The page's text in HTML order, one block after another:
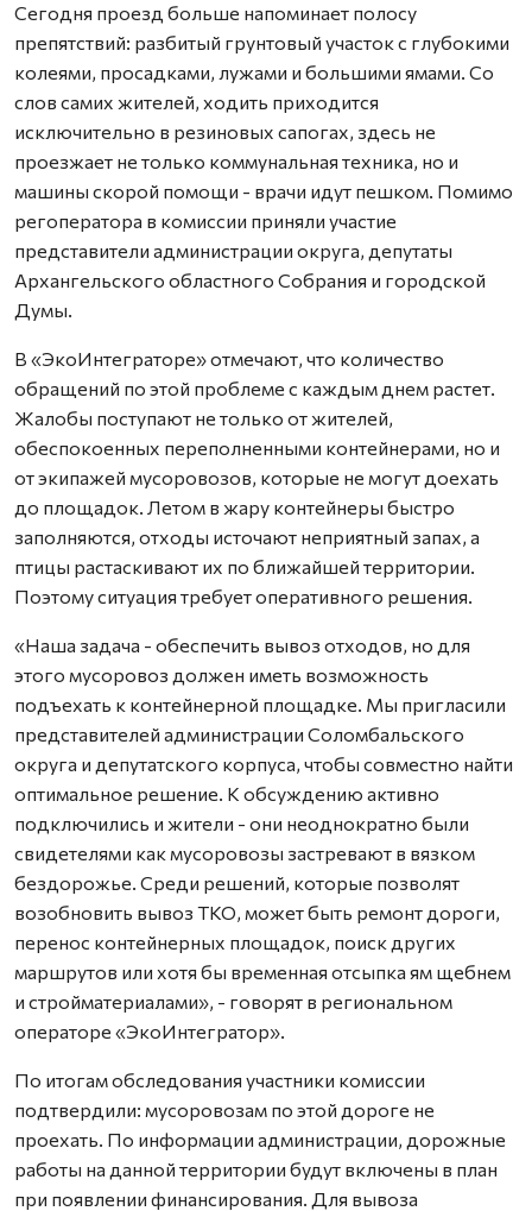
Сегодня проезд больше напоминает полосу
препятствий: разбитый грунтовый участок с глубокими
колеями, просадками, лужами и большими ямами. Со
слов самих жителей, ходить приходится
исключительно в резиновых сапогах, здесь не
проезжает не только коммунальная техника, но и
машины скорой помощи - врачи идут пешком. Помимо
регоператора в комиссии приняли участие
представители администрации округа, депутаты
Архангельского областного Собрания и городской
Думы.
В «ЭкоИнтеграторе» отмечают, что количество
обращений по этой проблеме с каждым днем растет.
Жалобы поступают не только от жителей,
обеспокоенных переполненными контейнерами, но и
от экипажей мусоровозов, которые не могут доехать
до площадок. Летом в жару контейнеры быстро
заполняются, отходы источают неприятный запах, а
птицы растаскивают их по ближайшей территории.
Поэтому ситуация требует оперативного решения.
«Наша задача - обеспечить вывоз отходов, но для
этого мусоровоз должен иметь возможность
подъехать к контейнерной площадке. Мы пригласили
представителей администрации Соломбальского
округа и депутатского корпуса, чтобы совместно найти
оптимальное решение. К обсуждению активно
подключились и жители - они неоднократно были
свидетелями как мусоровозы застревают в вязком
бездорожье. Среди решений, которые позволят
возобновить вывоз ТКО, может быть ремонт дороги,
перенос контейнерных площадок, поиск других
маршрутов или хотя бы временная отсыпка ям щебнем
и стройматериалами», - говорят в региональном
операторе «ЭкоИнтегратор».
По итогам обследования участники комиссии
подтвердили: мусоровозам по этой дороге не
проехать. По информации администрации, дорожные
работы на данной территории будут включены в план
при появлении финансирования. Для вывоза